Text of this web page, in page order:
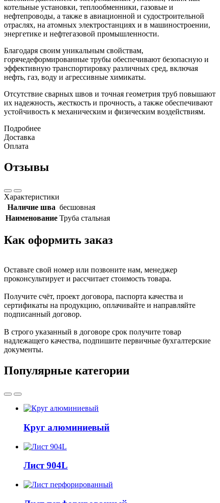
котельные установки, теплообменники, газовые и
нефтепроводы, а также в авиационной и судостроительной
отраслях, на атомных электростанциях и в машиностроении,
энергетике и нефтегазовой промышленности.
Благодаря своим уникальным свойствам,
горячедеформированные трубы обеспечивают безопасную и
эффективную транспортировку различных сред, включая
нефть, газ, воду и агрессивные химикаты.
Отсутствие сварных швов и точная геометрия труб повышают
их надежность, жесткость и прочность, а также обеспечивают
устойчивость к механическим и физическим воздействиям.
Подробнее
Доставка
Оплата
Отзывы
Характеристики
Наличие шва бесшовная
Наименование Труба стальная
Как оформить заказ
Оставьте свой номер или позвоните нам, менеджер
проконсультирует и рассчитает стоимость товара.
Получите счёт, проект договора, паспорта качества и
сертификаты на продукцию, оплачивайте и направляйте
подписанный договор.
В строго указанный в договоре срок получите товар
надлежащего качества, подпишите первичные бухгалтерские
документы.
Популярные категории
Круг алюминиевый
Лист 904L